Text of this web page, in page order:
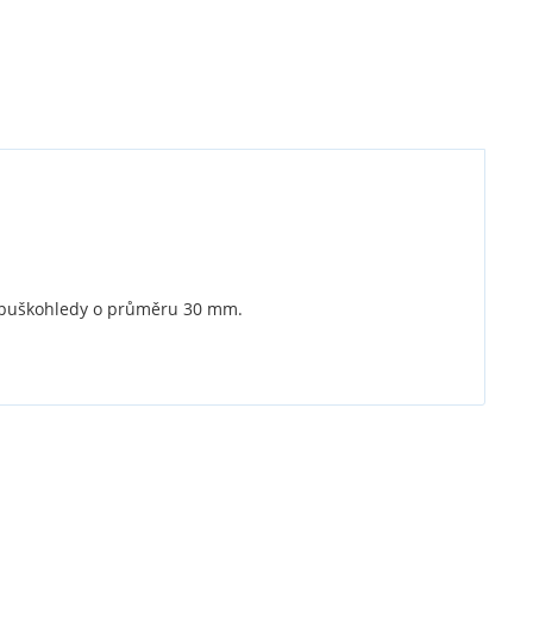
o průměru 30 mm.